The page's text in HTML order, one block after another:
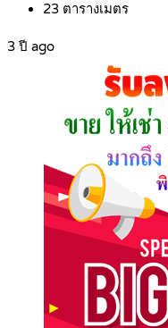
23 ตารางเมตร
3 ปี ago